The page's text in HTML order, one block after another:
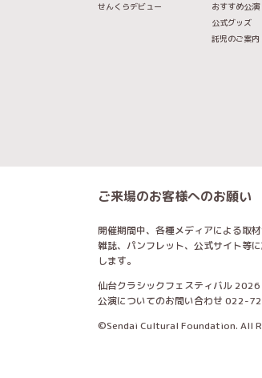
せんくらデビュー
おすすめ公
公式グッズ
託児のご案内
ご来場のお客様へのお願い
開催期間中、各種メディアによる取
雑誌、パンフレット、公式サイト等
します。
仙台クラシックフェスティバル
公演についてのお問い合わせ 022-
©Sendai Cultural Foundation. All